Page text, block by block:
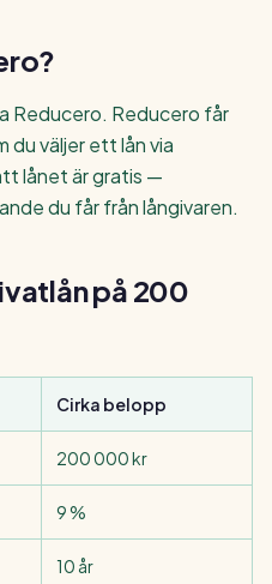
Reducero. Reducero får
du väljer ett lån via
lånet är gratis —
du får från långivaren.
på 200
Cirka belopp
200 000 kr
9 %
10 år